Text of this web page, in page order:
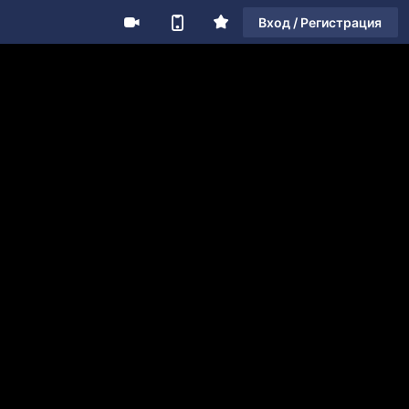
Вход / Регистрация